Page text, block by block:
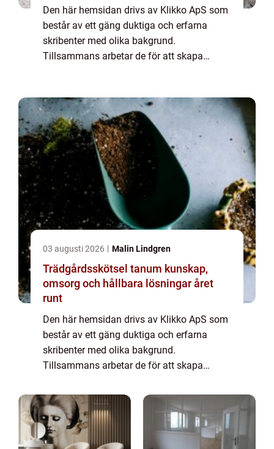
Den här hemsidan drivs av Klikko ApS som
består av ett gäng duktiga och erfarna
skribenter med olika bakgrund.
Tillsammans arbetar de för att skapa
massa olika ...
03 augusti 2026 Malin Lindgren
Trädgårdsskötsel tanum kunskap,
omsorg och hållbara lösningar året
runt
Den här hemsidan drivs av Klikko ApS som
består av ett gäng duktiga och erfarna
skribenter med olika bakgrund.
Tillsammans arbetar de för att skapa
utmanande det är att läsa och genomgå en
massa olika ...